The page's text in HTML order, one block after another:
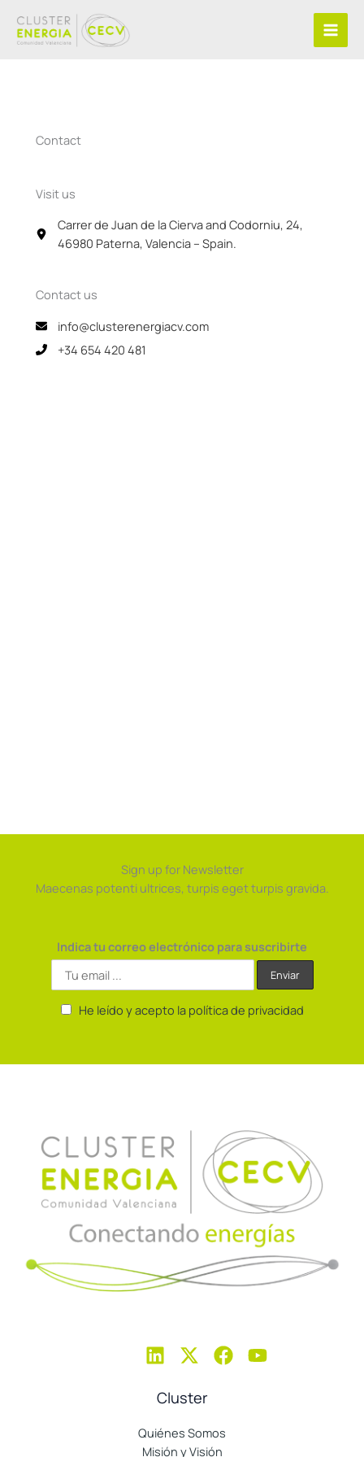
content
Contact
Visit us
Carrer de Juan de la Cierva and Codorniu, 24,
46980 Paterna, Valencia – Spain.
Contact us
info@clusterenergiacv.com
+34 654 420 481
Sign up for Newsletter
Maecenas potenti ultrices, turpis eget turpis gravida.
Indica tu correo electrónico para suscribirte
He leído y acepto la política de privacidad
Cluster
Quiénes Somos
Misión y Visión